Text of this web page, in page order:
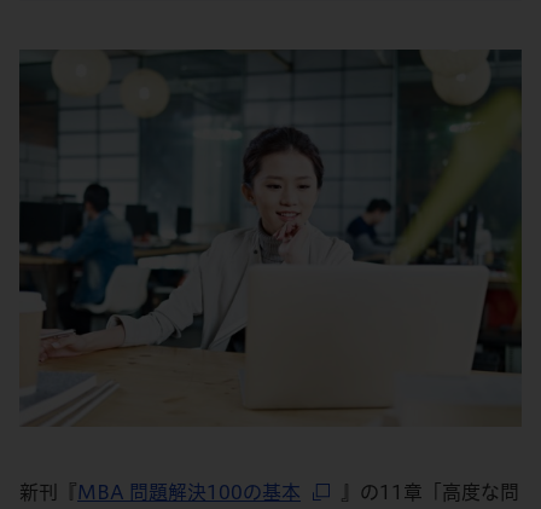
新刊『MBA 問題解決100の基本
』の11章「高度な問